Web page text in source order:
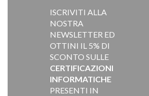
ISCRIVITI ALLA
NOSTRA
NEWSLETTER ED
OTTINI IL 5% DI
SCONTO SULLE
CERTIFICAZIONI
INFORMATICHE
PRESENTI IN